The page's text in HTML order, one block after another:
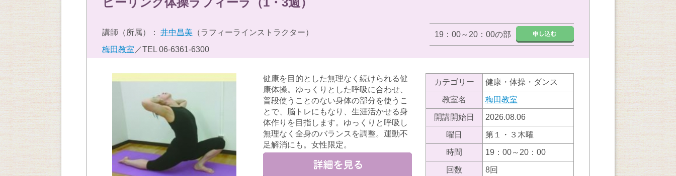
講師（所属）： 井中昌美 （ラフィーラインストラクター）
梅田教室 ／TEL 06-6361-6300
19：00～20：00の部
健康を目的とした無理なく続けられる健
康体操。ゆっくりとした呼吸に合わせ、
普段使うことのない身体の部分を使うこ
とで、脳トレにもなり、生涯活かせる身
体作りを目指します。ゆっくりと呼吸し
無理なく全身のバランスを調整。運動不
足解消にも。女性限定。
カテゴリー 健康・体操・ダンス
教室名 梅田教室
開講開始日 2026.08.06
曜日 第１・３木曜
時間 19：00～20：00
回数 8回